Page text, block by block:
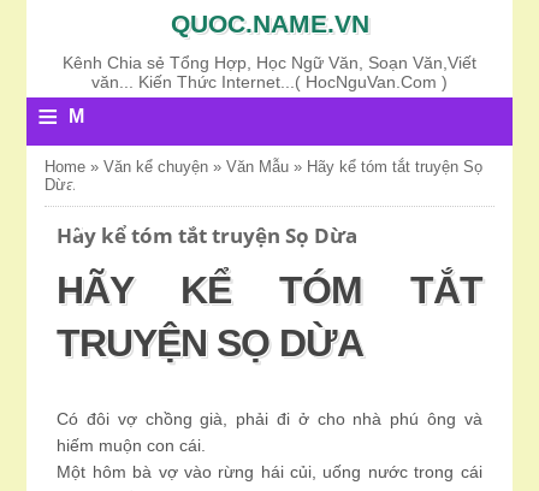
QUOC.NAME.VN
Kênh Chia sẻ Tổng Hợp, Học Ngữ Văn, Soạn Văn,Viết
văn... Kiến Thức Internet...( HocNguVan.Com )
≡
M
N
U
Home »Văn kể chuyện »Văn Mẫu » Hãy kể tóm tắt truyện Sọ
Dừa
Hãy kể tóm tắt truyện Sọ Dừa
HÃY KỂ TÓM TẮT
TRUYỆN SỌ DỪA
Có đôi vợ chồng già, phải đi ở cho nhà phú ông và
hiếm muộn con cái.
Một hôm bà vợ vào rừng hái củi, uống nước trong cái